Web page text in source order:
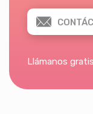
Llámanos gratis